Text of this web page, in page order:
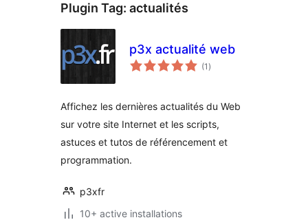
Plugin Tag: actualités
p3x actualité web
(1 total
ratings
)
Affichez les dernières actualités du Web
sur votre site Internet et les scripts,
astuces et tutos de référencement et
programmation.
p3xfr
10+ active installations